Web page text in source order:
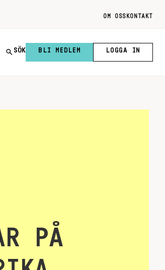
OM OSS KONTAKT
SÖK BLI MEDLEM LOGGA IN
PÅ